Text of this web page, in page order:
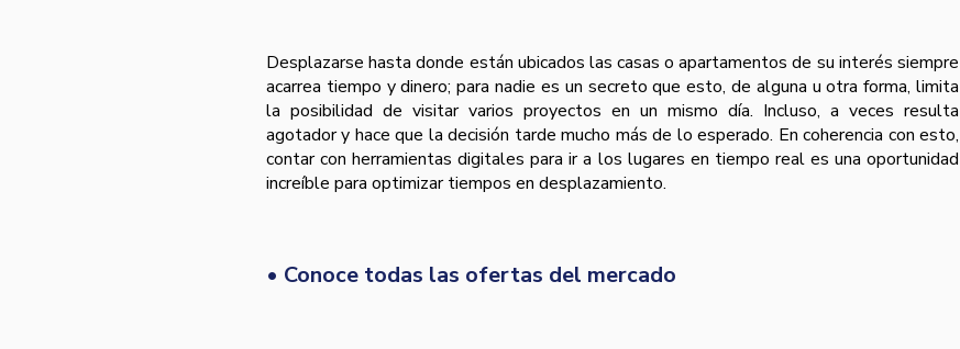
Desplazarse hasta donde están ubicados las casas o apartamentos de su interés siempre
acarrea tiempo y dinero; para nadie es un secreto que esto, de alguna u otra forma, limita
la posibilidad de visitar varios proyectos en un mismo día. Incluso, a veces resulta
agotador y hace que la decisión tarde mucho más de lo esperado. En coherencia con esto,
contar con herramientas digitales para ir a los lugares en tiempo real es una oportunidad
increíble para optimizar tiempos en desplazamiento.
• Conoce todas las ofertas del mercado